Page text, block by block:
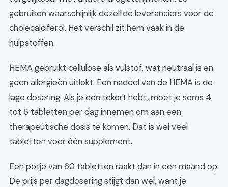
gebruiken waarschijnlijk dezelfde leveranciers voor de
cholecalciferol. Het verschil zit hem vaak in de
hulpstoffen.
HEMA gebruikt cellulose als vulstof, wat neutraal is en
geen allergieën uitlokt. Een nadeel van de HEMA is de
lage dosering. Als je een tekort hebt, moet je soms 4
tot 6 tabletten per dag innemen om aan een
therapeutische dosis te komen. Dat is wel veel
tabletten voor één supplement.
Een potje van 60 tabletten raakt dan in een maand op.
De prijs per dagdosering stijgt dan wel, want je